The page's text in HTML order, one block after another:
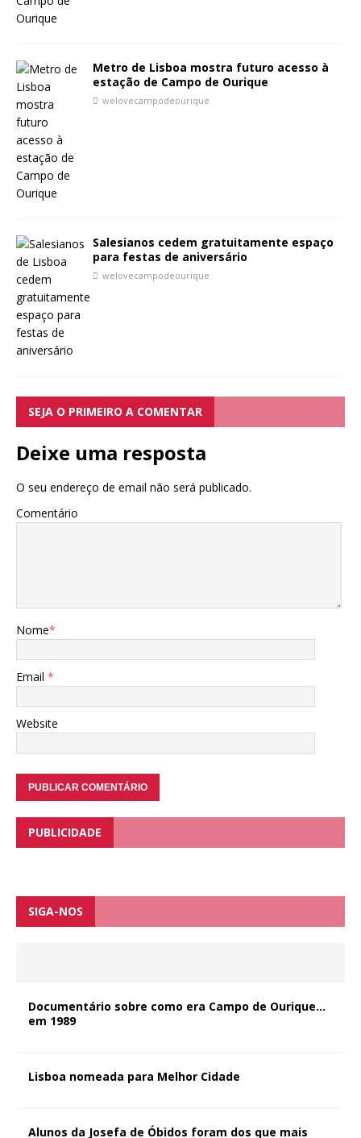
Metro de Lisboa mostra futuro acesso à
estação de Campo de Ourique
welovecampodeourique
Salesianos cedem gratuitamente espaço
para festas de aniversário
welovecampodeourique
SEJA O PRIMEIRO A COMENTAR
Deixe uma resposta
O seu endereço de email não será publicado.
Comentário
Nome*
Email *
Website
PUBLICIDADE
SIGA-NOS
Documentário sobre como era Campo de Ourique…
em 1989
Lisboa nomeada para Melhor Cidade
Alunos da Josefa de Óbidos foram dos que mais